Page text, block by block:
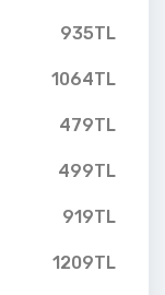
935TL
1064TL
479TL
499TL
919TL
1209TL